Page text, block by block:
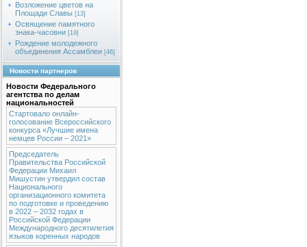
Возложение цветов на
Площади Славы [13]
Освящение памятного
знака-часовни [19]
Рождение молодежного
объединения Ассамблеи [46]
Новости партнеров
Новости Федерального
агентства по делам
национальностей
Стартовало онлайн-
голосование Всероссийского
конкурса «Лучшие имена
немцев России – 2021»
Председатель
Правительства Российской
Федерации Михаил
Мишустин утвердил состав
Национального
организационного комитета
по подготовке и проведению
в 2022 – 2032 годах в
Российской Федерации
Международного десятилетия
языков коренных народов